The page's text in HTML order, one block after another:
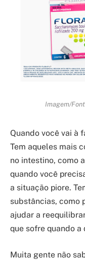
Imagem/
Quando você vai à
Tem aqueles mais
no intestino, como
quando você
a situação piore.
substâncias, como
ajudar a
que sofre quando
Muita gente não